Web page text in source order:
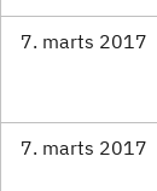
7. marts 2017
7. marts 2017